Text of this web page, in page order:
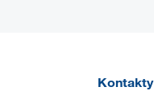
Kontakty